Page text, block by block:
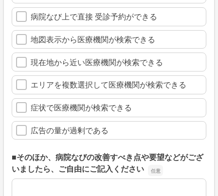
病院なび上で直接 受診予約ができる
地図表示から医療機関が検索できる
現在地から近い医療機関が検索できる
エリアを複数選択して医療機関が検索できる
症状で医療機関が検索できる
広告の量が過剰である
■そのほか、病院なびの改善すべき点や要望などがござ
いましたら、ご自由にご記入ください
■そのほか、病院なびの改善すべき点や要望などがござい